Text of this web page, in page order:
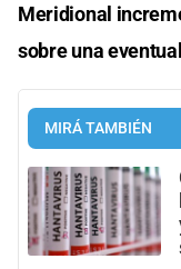
Meridional
sobre una
MIRÁ TAMBIÉN